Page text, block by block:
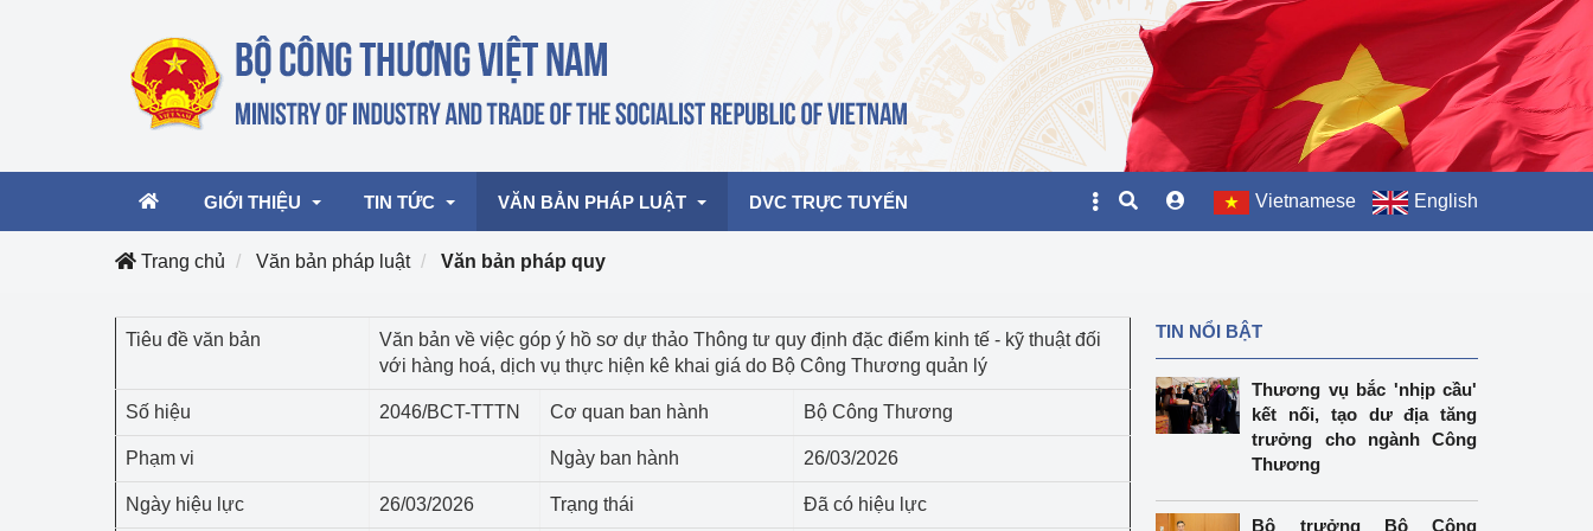
GIỚI THIỆU
Lãnh đạo Bộ
TIN TỨC
Hoạt động
Hoạt động của lãnh đạo Đảng, Nhà
nước
Hoạt động của Lãnh đạo Bộ
Giải thưởng Công nghiệp, Thương
mại, Dịch vụ Việt Nam 2026
Hoạt động của Bộ trưởng
VĂN BẢN PHÁP LUẬT
Văn bản pháp quy
Văn bản điều hành
Văn bản hợp nhất
DVC TRỰC TUYẾN Vietnamese English
Trang chủ Văn bản pháp luật Văn bản pháp quy
Tiêu đề văn bản
Văn bản về việc góp ý hồ sơ dự thảo Thông tư quy định đặc điểm kinh tế - kỹ thuật đối
với hàng hoá, dịch vụ thực hiện kê khai giá do Bộ Công Thương quản lý
Số hiệu 2046/BCT-TTTN Cơ quan ban hành Bộ Công Thương
Phạm vi Ngày ban hành 26/03/2026
Ngày hiệu lực 26/03/2026 Trạng thái Đã có hiệu lực
TIN NỔI BẬT
Thương vụ bắc 'nhịp cầu'
kết nối, tạo dư địa tăng
trưởng cho ngành Công
Thương
Bộ trưởng Bộ Công